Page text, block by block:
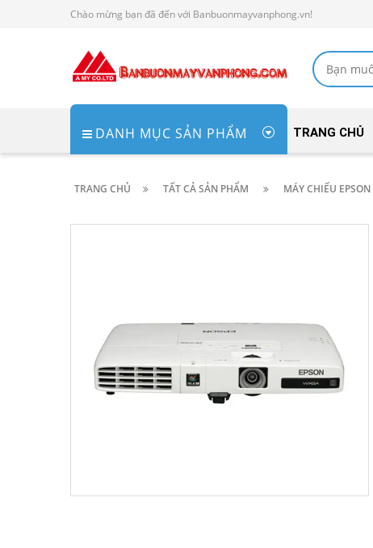
Chào mừng bạn đã đến với Banbuonmayvanphong.vn!
DANH MỤC SẢN PHẨM TRANG CHỦ
TRANG CHỦ TẤT CẢ SẢN PHẨM MÁY CHIẾU